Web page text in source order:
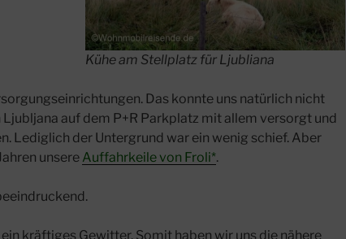
Kühe am Stellplatz für Ljubliana
Das konnte uns natürlich nicht
auf dem P+R Parkplatz mit allem versorgt und
Lediglich der Untergrund war ein wenig schief. Aber
unsere Auffahrkeile von Froli*.
kräftiges Gewitter. Somit haben wir uns die nähere